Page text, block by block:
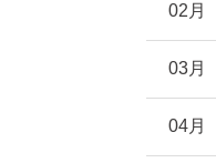
02月
03月
04月